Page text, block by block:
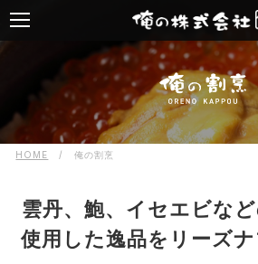
HOME / 俺の割烹
雲丹、鮑、イセエビな
使用した逸品をリーズ